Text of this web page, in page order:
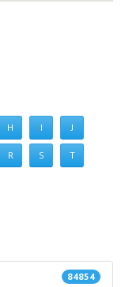
H I J
R S T
84854